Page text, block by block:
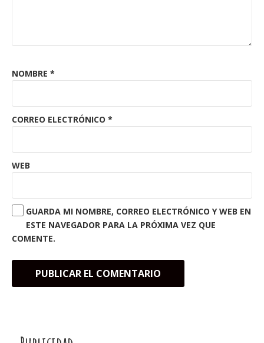
NOMBRE *
CORREO ELECTRÓNICO *
WEB
GUARDA MI NOMBRE, CORREO ELECTRÓNICO Y WEB EN
ESTE NAVEGADOR PARA LA PRÓXIMA VEZ QUE
COMENTE.